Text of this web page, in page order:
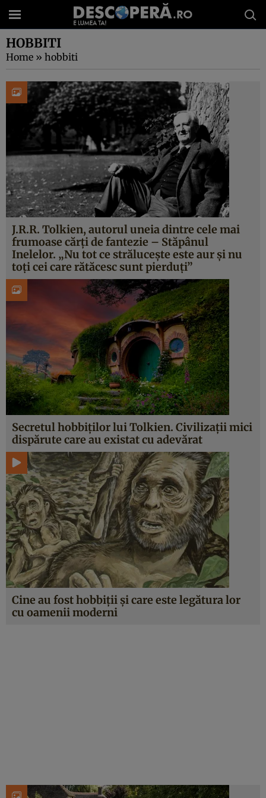
HOBBITI
Home » hobbiti
J.R.R. Tolkien, autorul uneia dintre cele mai
frumoase cărți de fantezie – Stăpânul
Inelelor. „Nu tot ce strălucește este aur și nu
toți cei care rătăcesc sunt pierduți”
Secretul hobbiților lui Tolkien. Civilizații mici
dispărute care au existat cu adevărat
Cine au fost hobbiții și care este legătura lor
cu oamenii moderni